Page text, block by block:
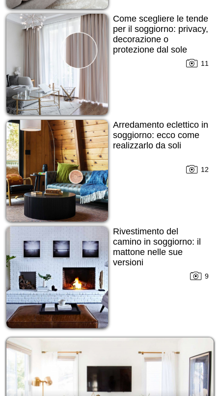
Come scegliere le tende
per il soggiorno: privacy,
decorazione o
protezione dal sole
11
Arredamento eclettico in
soggiorno: ecco come
realizzarlo da soli
12
Rivestimento del
camino in soggiorno: il
mattone nelle sue
versioni
9